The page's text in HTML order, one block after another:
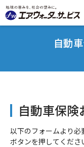
自動
自動車保
以下のフォームより必
ボタンを押してくださ